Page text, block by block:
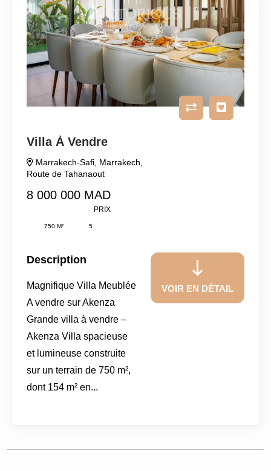
Villa À Vendre
Marrakech-Safi Marrakech
Route de Tahanaout
8 000 000 MAD
PRIX
750 M² 5
Description
Magnifique Villa Meublée
A vendre sur Akenza
Grande villa à vendre –
Akenza Villa spacieuse
et lumineuse construite
sur un terrain de 750 m²,
dont 154 m² en...
VOIR EN DÉTAIL